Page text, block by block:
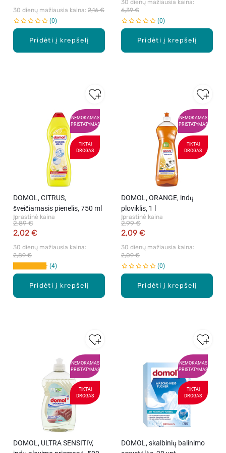
Pridėti į krepšelį
30 dienų mažiausia kaina: 2,16 €
0
Pridėti į krepšelį
30 dienų mažiausia kaina:
6,39 €
0
NEMOKAMAS
PRISTATYMAS
TIKTAI
DROGAS
Pridėti į krepšelį
DOMOL, CITRUS,
šveičiamasis pienelis, 750 ml
Įprastinė kaina
2,02 €
2,89 €
30 dienų mažiausia kaina:
2,89 €
4
NEMOKAMAS
PRISTATYMAS
TIKTAI
DROGAS
Pridėti į krepšelį
DOMOL, ORANGE, indų
ploviklis, 1 l
Įprastinė kaina
2,09 €
2,99 €
30 dienų mažiausia kaina:
2,09 €
0
NEMOKAMAS
PRISTATYMAS
TIKTAI
DROGAS
DOMOL, ULTRA SENSITIV,
NEMOKAMAS
PRISTATYMAS
TIKTAI
DROGAS
DOMOL, skalbinių balinimo